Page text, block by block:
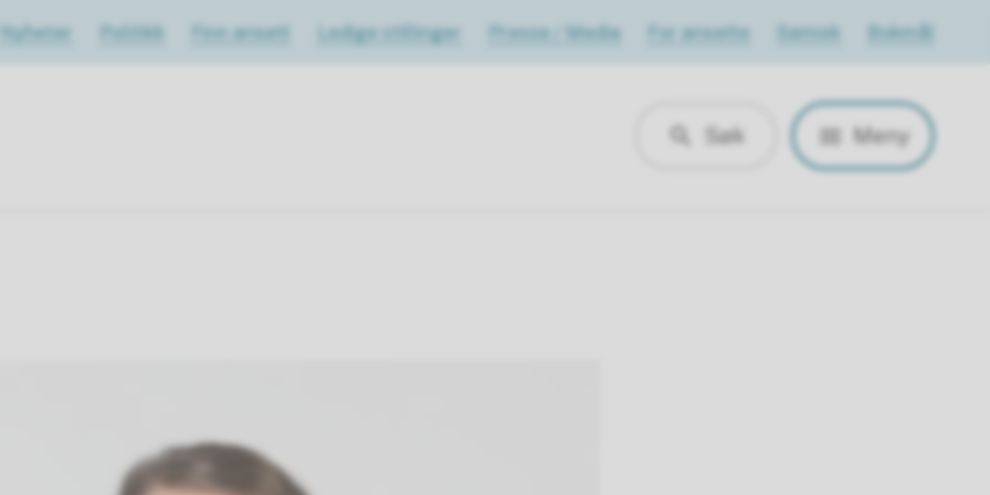
Nyheter Politikk Finn ansatt Ledige stillinger Presse / Media For ansatte Samisk Bokmål
Søk Meny